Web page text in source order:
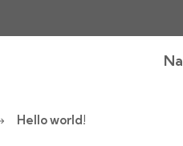
Hello world!